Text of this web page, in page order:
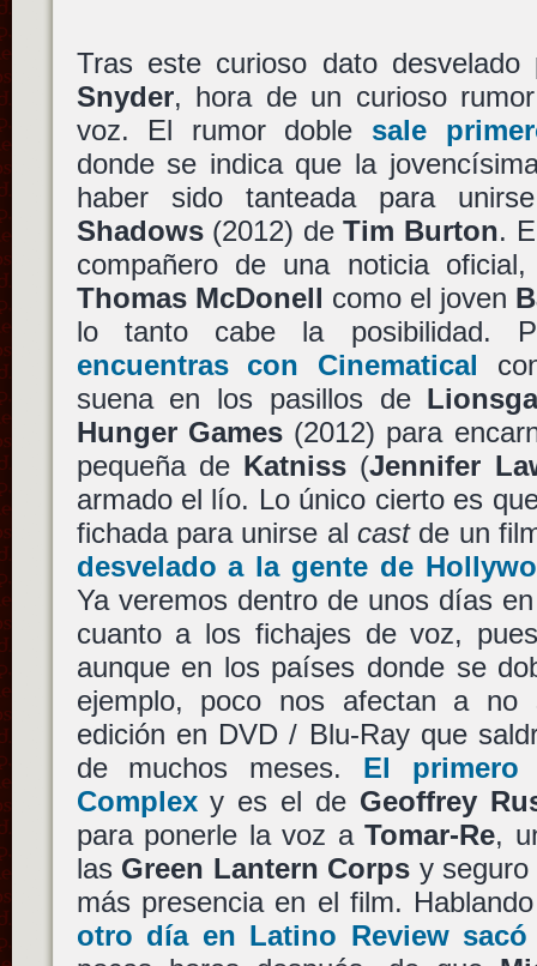
Tras este curioso dato
Snyder, hora de un curioso
voz. El rumor doble sale
donde se indica que la
haber sido tanteada para
Shadows(2012) deTim Burton.
compañero de una noticia
Thomas McDonell como el joven
lo tanto cabe la posibilidad.
encuentras con Cinematical
suena en los pasillos de
Hunger Games(2012) para
pequeña de Katniss (Jennifer
armado el lío. Lo único cierto es
fichada para unirse al castde un
desvelado a la gente de
Ya veremos dentro de unos días
cuanto a los fichajes de voz,
aunque en los países donde se
ejemplo, poco nos afectan a
edición en DVD / Blu-Ray que
de muchos meses. El
Complexy es el de Geoffrey
para ponerle la voz aTomar-Re,
las Green Lantern Corps y
más presencia en el film.
otro día en Latino Review